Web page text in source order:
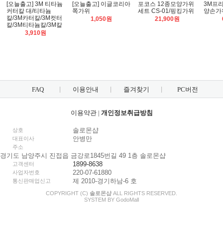
[오늘출고] 3M 티타늄
커터칼 대/티타늄
칼/3M카터칼/3M컷터
칼/3M티타늄칼/3M칼
3,910원
[오늘출고] 이글코리아
쪽가위
1,050원
포코스 12종모양가위
세트 CS-01/핑킹가위
21,900원
3M프
양손가
FAQ 이용안내 즐겨찾기 PC버전
이용약관| 개인정보취급방침
상호 솔로몬샵
대표이사 안병만
주소
경기도 남양주시 진접읍 금강로1845번길 49 1층 솔로몬샵
고객센터 1899-8638
사업자번호 220-07-61880
통신판매업신고 제 2010-경기하남-6 호
COPYRIGHT (C) 솔로몬샵 ALL RIGHTS RESERVED.
SYSTEM BY GodoMall